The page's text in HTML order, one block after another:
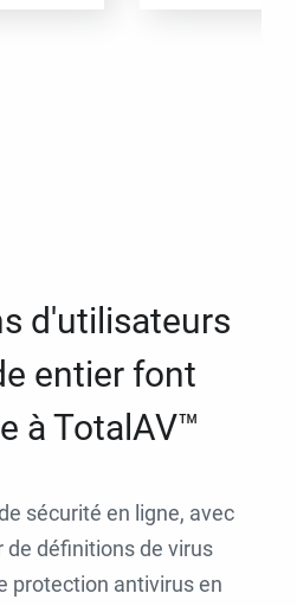
d'utilisateurs
entier font
à TotalAV™
sécurité en ligne, avec
de définitions de virus
protection antivirus en